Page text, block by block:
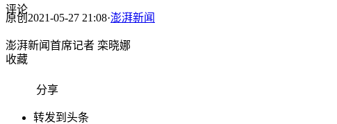
评论
收藏
分享
转发到头条
原创2021-05-27 21:08·澎湃新闻
澎湃新闻首席记者 栾晓娜